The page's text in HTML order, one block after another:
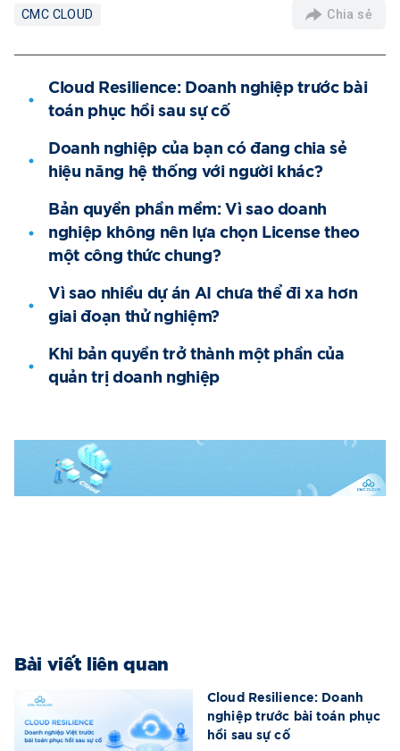
CMC CLOUD Chia sẻ
Cloud Resilience: Doanh nghiệp trước bài
toán phục hồi sau sự cố
Doanh nghiệp của bạn có đang chia sẻ
hiệu năng hệ thống với người khác?
Bản quyền phần mềm: Vì sao doanh
nghiệp không nên lựa chọn License theo
một công thức chung?
Vì sao nhiều dự án AI chưa thể đi xa hơn
giai đoạn thử nghiệm?
Khi bản quyền trở thành một phần của
quản trị doanh nghiệp
Bài viết liên quan
Cloud Resilience: Doanh
nghiệp trước bài toán phục
hồi sau sự cố